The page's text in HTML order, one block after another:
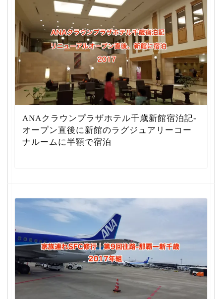
ANAクラウンプラザホテル千歳新館宿泊記-
オープン直後に新館のラグジュアリーコー
ナルームに半額で宿泊